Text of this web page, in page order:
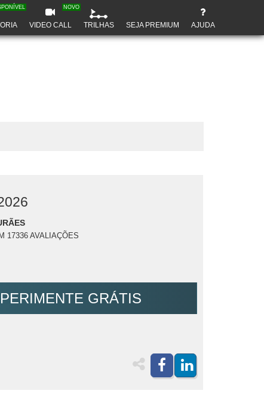
VIDEO CALL
NOVO
TRILHAS SEJA PREMIUM AJUDA
17336 AVALIAÇÕES
GRÁTIS